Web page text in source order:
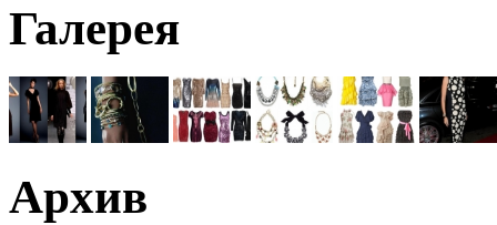
Галерея
Архив